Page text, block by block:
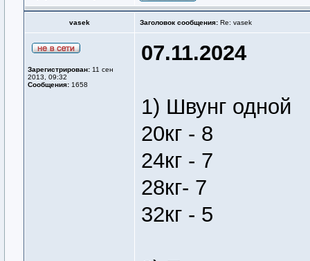
vasek Заголовок сообщения: Re: vasek
Зарегистрирован: 11 сен
2013, 09:32
Сообщения: 1658
07.11.2024
1) Швунг одной
20кг - 8
24кг - 7
28кг- 7
32кг - 5